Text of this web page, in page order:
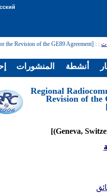
:
the Revision of the GE89 Agreement
[Regional
Revision of the
المنشورات أنشطة